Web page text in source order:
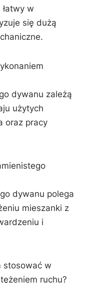
w​
się dużą
dywanu zależą
użytych
oraz pracy
‌dywanu polega
mieszanki z
i
⁤stosować w
ruchu?